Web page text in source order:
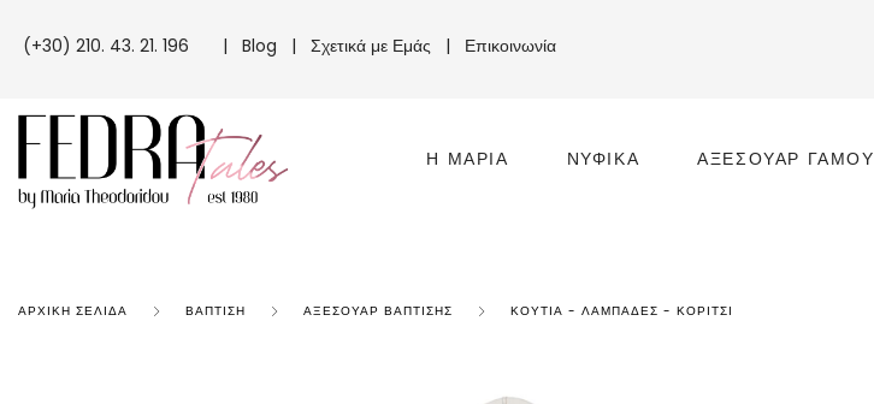
(+30) 210. 43. 21. 196 | Blog | Σχετικά με Εμάς | Επικοινωνία
Η ΜΑΡΊΑ ΝΥΦΙΚΆ ΑΞΕΣΟΥΆΡ ΓΆΜΟΥ
ΑΡΧΙΚΉ ΣΕΛΊΔΑ ΒΆΠΤΙΣΗ ΑΞΕΣΟΥΆΡ ΒΆΠΤΙΣΗΣ ΚΟΥΤΙΆ - ΛΑΜΠΆΔΕΣ - ΚΟΡΊΤΣΙ